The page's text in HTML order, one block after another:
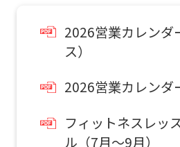
2026営業カレンダ
ス）
2026営業カレンダ
フィットネスレッ
ル（7月～9月）
it
be
an